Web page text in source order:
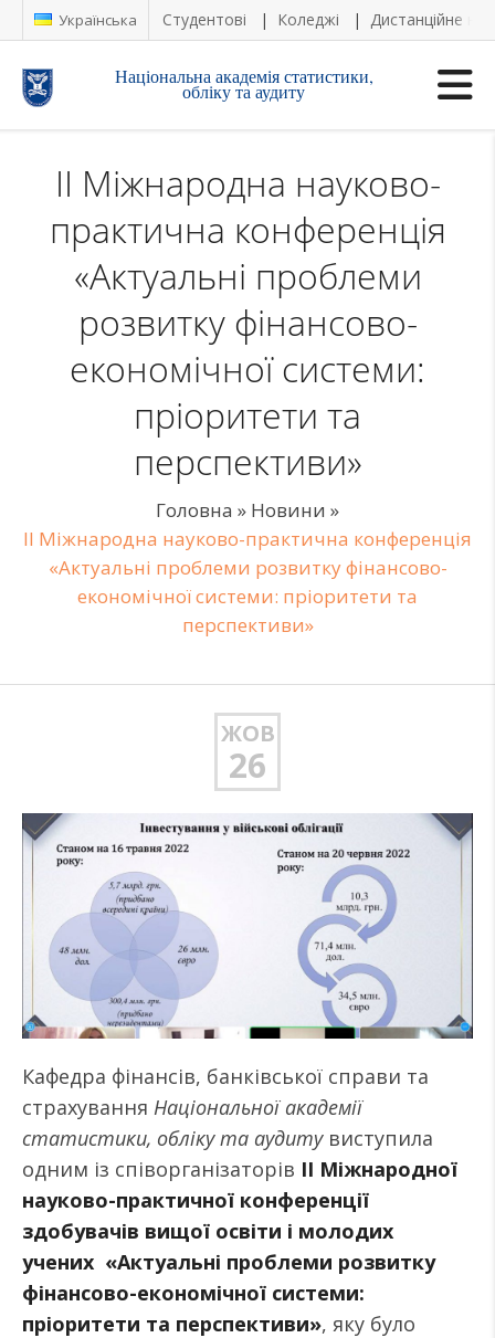
Українська Студентові Коледжі Дистанційне
Національна академія статистики,
обліку та аудиту
ІI Міжнародна науково-
практична конференція
«Актуальні проблеми
розвитку фінансово-
економічної системи:
пріоритети та
перспективи»
Головна » Новини »
ІI Міжнародна науково-практична конференція
«Актуальні проблеми розвитку фінансово-
економічної системи: пріоритети та
перспективи»
ЖОВ
26
Кафедра фінансів, банківської справи та
страхування Національної академії
статистики, обліку та аудиту виступила
одним із співорганізаторів ІI Міжнародної
науково-практичної конференції
здобувачів вищої освіти і молодих
учених «Актуальні проблеми розвитку
фінансово-економічної системи:
пріоритети та перспективи», яку було